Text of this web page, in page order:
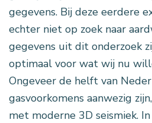
gegevens. Bij deze eerdere
echter niet op zoek naar
gegevens uit dit onderzoek
optimaal voor wat wij nu
Ongeveer de helft van
gasvoorkomens aanwezig
met moderne 3D seismiek.